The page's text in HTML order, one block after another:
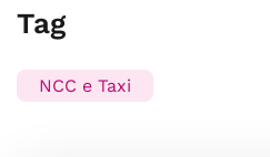
Tag
NCC e Taxi